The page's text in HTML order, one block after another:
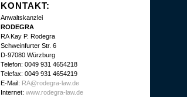
KONTAKT:
Anwaltskanzlei
RODEGRA
RA Kay P. Rodegra
Schweinfurter Str. 6
D-97080 Würzburg
Telefon: 0049 931 4654218
Telefax: 0049 931 4654219
E-Mail: RA@rodegra-law.de
Internet: www.rodegra-law.de